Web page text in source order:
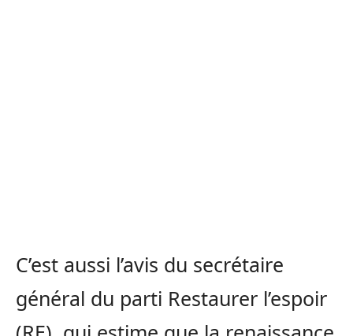
C’est aussi l’avis du secrétaire
général du parti Restaurer l’espoir